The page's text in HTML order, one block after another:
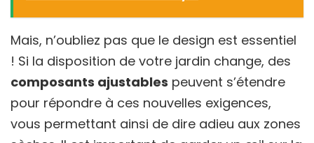
Mais, n’oubliez pas que le design est essentiel
! Si la disposition de votre jardin change, des
composants ajustables peuvent s’étendre
pour répondre à ces nouvelles exigences,
vous permettant ainsi de dire adieu aux zones